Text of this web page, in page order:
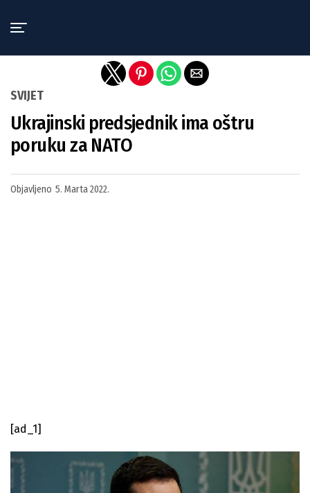
SVIJET
Ukrajinski predsjednik ima oštru
poruku za NATO
Objavljeno 5. Marta 2022.
[ad_1]